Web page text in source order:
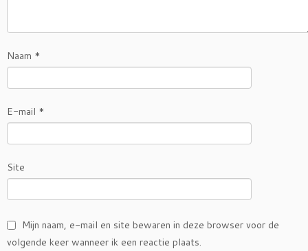
Naam *
E-mail *
Site
Mijn naam, e-mail en site bewaren in deze browser voor de
volgende keer wanneer ik een reactie plaats.